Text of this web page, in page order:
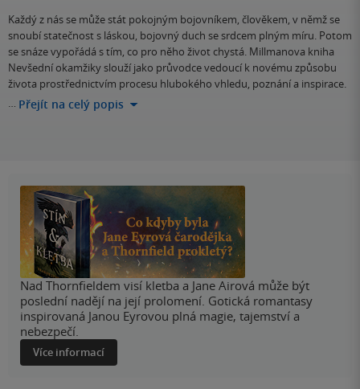
Každý z nás se může stát pokojným bojovníkem, člověkem, v němž se
snoubí statečnost s láskou, bojovný duch se srdcem plným míru. Potom
se snáze vypořádá s tím, co pro něho život chystá. Millmanova kniha
Nevšední okamžiky slouží jako průvodce vedoucí k novému způsobu
života prostřednictvím procesu hlubokého vhledu, poznání a inspirace.
… Přejít na celý popis
Nad Thornfieldem visí kletba a Jane Airová může být
poslední nadějí na její prolomení. Gotická romantasy
inspirovaná Janou Eyrovou plná magie, tajemství a
nebezpečí.
Více informací